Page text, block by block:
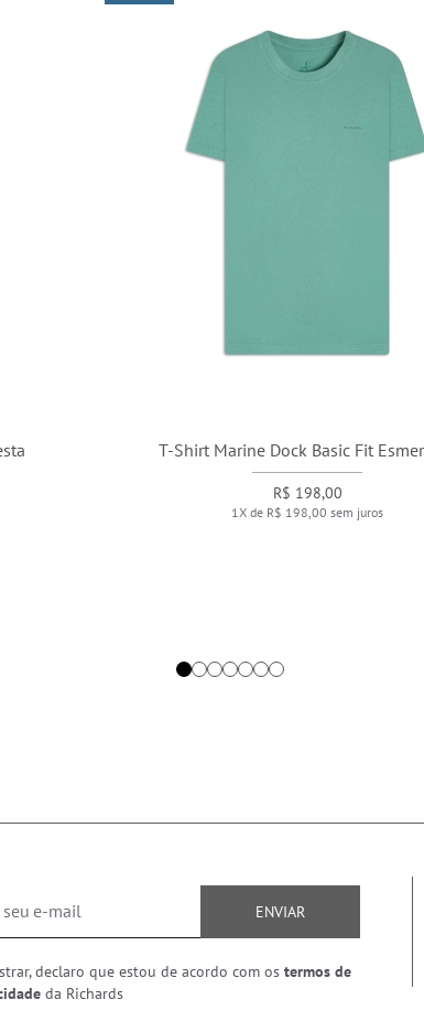
T-Shirt Marine Dock Basic Fit Esmeralda
1X de R$ 198,00 sem juros
ENVIAR
declaro que estou de acordo com os termos de
da Richards